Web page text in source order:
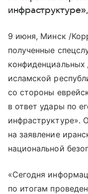
9 июня, Минск /
полученные
конфиденциальных
исламской
со стороны
в ответ удары по
инфраструктуре».
на заявление
национальной
«Сегодня
по итогам